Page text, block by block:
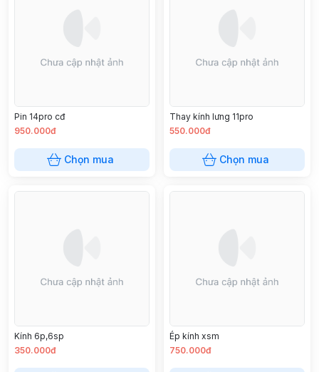
Pin 14pro cđ
950.000đ
Chọn mua
Thay kính lưng 11pro
550.000đ
Chọn mua
Kính 6p,6sp
350.000đ
Ép kính xsm
750.000đ